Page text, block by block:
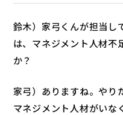
鈴木）家弓くんが担当し
は、マネジメント人材不
か？
家弓）ありますね。やり
マネジメント人材がいな